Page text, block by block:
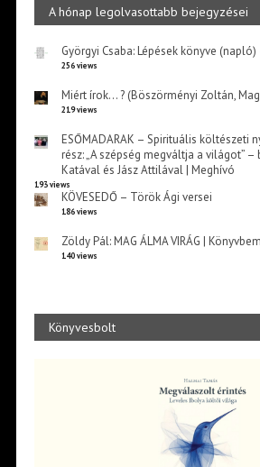
A hónap legolvasottabb bejegyzései
Györgyi Csaba: Lépések könyve
256 views
Miért írok… ? (Böszörményi Zoltán,
219 views
ESŐMADARAK – Spirituális költészeti
rész: „A szépség megváltja a világot”
Katával és Jász Attilával | Meghívó
193 views
KÖVESEDŐ – Török Ági versei
186 views
Zöldy Pál: MAG ÁLMA VIRÁG |
140 views
Könyvesbolt